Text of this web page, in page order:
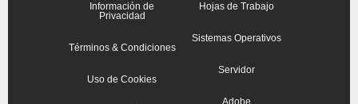
Información de
Privacidad
Términos & Condiciones
Uso de Cookies
Hojas de Trabajo
Sistemas Operativos
Servidor